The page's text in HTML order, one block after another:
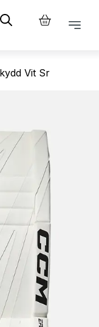
Vit Sr